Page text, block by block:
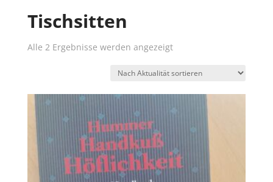
Tischsitten
Alle 2 Ergebnisse werden angezeigtNach